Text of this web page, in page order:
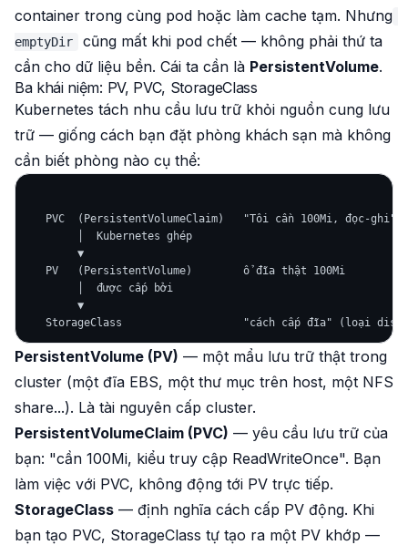
container trong cùng pod hoặc làm cache tạm. Nhưng
emptyDir
cũng mất khi pod chết — không phải thứ ta
cần cho dữ liệu bền. Cái ta cần là PersistentVolume.
Ba khái niệm: PV, PVC, StorageClass
Kubernetes tách nhu cầu lưu trữ khỏi nguồn cung lưu
trữ — giống cách bạn đặt phòng khách sạn mà không
cần biết phòng nào cụ thể:
PVC  (PersistentVolumeClaim)   "Tôi cần 100Mi, đọc-ghi"
        │  Kubernetes ghép
        ▼
PV   (PersistentVolume)        ổ đĩa thật 100Mi
        │  được cấp bởi
        ▼
PersistentVolume (PV) — một mẩu lưu trữ thật trong
cluster (một đĩa EBS, một thư mục trên host, một NFS
share...). Là tài nguyên cấp cluster.
PersistentVolumeClaim (PVC) — yêu cầu lưu trữ của
bạn: "cần 100Mi, kiểu truy cập ReadWriteOnce". Bạn
làm việc với PVC, không động tới PV trực tiếp.
StorageClass — định nghĩa cách cấp PV động. Khi
bạn tạo PVC, StorageClass tự tạo ra một PV khớp —